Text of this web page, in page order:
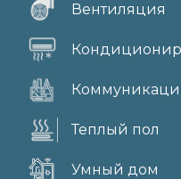
Вентиляция
Теплый пол
Умный дом